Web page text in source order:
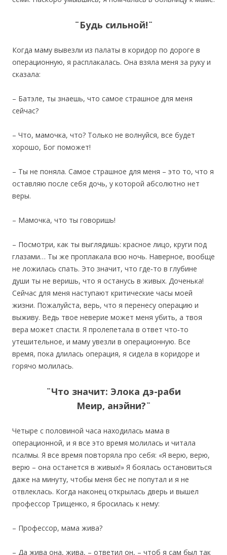
¨Будь сильной!¨
Когда маму вывезли из палаты в коридор по дороге в
операционную, я расплакалась. Она взяла меня за руку и
сказала:
– Батэле, ты знаешь, что самое страшное для меня
сейчас?
– Что, мамочка, что? Только не волнуйся, все будет
хорошо, Бог поможет!
– Ты не поняла. Самое страшное для меня – это то, что я
оставляю после себя дочь, у которой абсолютно нет
веры.
– Мамочка, что ты говоришь!
– Посмотри, как ты выглядишь: красное лицо, круги под
глазами… Ты же проплакала всю ночь. Наверное, вообще
не ложилась спать. Это значит, что где‐то в глубине
души ты не веришь, что я останусь в живых. Доченька!
Сейчас для меня наступают критические часы моей
жизни. Пожалуйста, верь, что я перенесу операцию и
выживу. Ведь твое неверие может меня убить, а твоя
вера может спасти. Я пролепетала в ответ что‐то
утешительное, и маму увезли в операционную. Все
время, пока длилась операция, я сидела в коридоре и
горячо молилась.
¨Что значит: Элока дэ-раби
Меир, анэйни?¨
Четыре с половиной часа находилась мама в
операционной, и я все это время молилась и читала
псалмы. Я все время повторяла про себя: «Я верю, верю,
верю – она останется в живых!» Я боялась остановиться
даже на минуту, чтобы меня бес не попутал и я не
отвлеклась. Когда наконец открылась дверь и вышел
профессор Трищенко, я бросилась к нему:
– Профессор, мама жива?
– Да жива она, жива, – ответил он, – чтоб я сам был так